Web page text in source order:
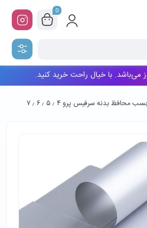
0
با خیال راحت خرید کنید.
محافظ بدنه سرفیس پرو ۴ ٫ ۵ ٫ ۶ ٫ ۷